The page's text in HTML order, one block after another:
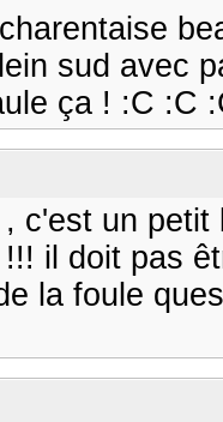
sud avec
ça ! :C :C
c'est un
il doit pas
la foule